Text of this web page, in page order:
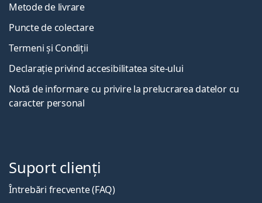
Metode de livrare
Puncte de colectare
Termeni și Condiții
Declarație privind accesibilitatea site-ului
Notă de informare cu privire la prelucrarea datelor cu
caracter personal
Suport clienți
Întrebări frecvente (FAQ)